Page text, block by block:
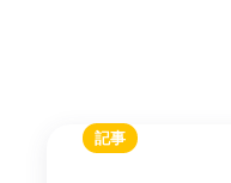
記事